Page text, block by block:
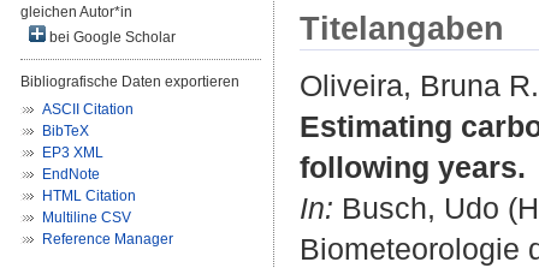
gleichen Autor*in
bei Google Scholar
Bibliografische Daten exportieren
ASCII Citation
BibTeX
EP3 XML
EndNote
HTML Citation
Multiline CSV
Reference Manager
Titelangaben
Oliveira, Bruna
Estimating
following years.
In: Busch, Udo
Biometeorologie